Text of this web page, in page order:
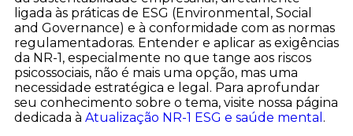
ligada às práticas de ESG (Environmental, Social
and Governance) e à conformidade com as normas
regulamentadoras. Entender e aplicar as exigências
da NR-1, especialmente no que tange aos riscos
psicossociais, não é mais uma opção, mas uma
necessidade estratégica e legal. Para aprofundar
seu conhecimento sobre o tema, visite nossa página
dedicada à Atualização NR-1 ESG e saúde mental .